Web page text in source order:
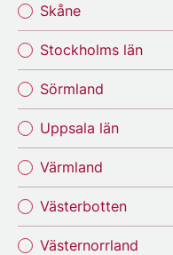
Skåne
Stockholms län
Sörmland
Uppsala län
Värmland
Västerbotten
Västernorrland